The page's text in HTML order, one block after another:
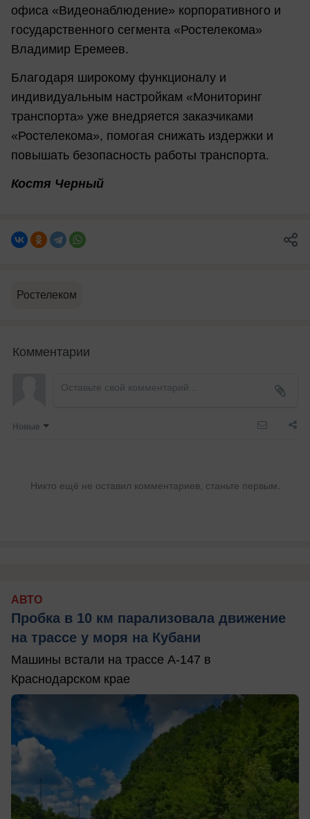
офиса «Видеонаблюдение» корпоративного и
государственного сегмента «Ростелекома»
Владимир Еремеев.
Благодаря широкому функционалу и
индивидуальным настройкам «Мониторинг
транспорта» уже внедряется заказчиками
«Ростелекома», помогая снижать издержки и
повышать безопасность работы транспорта.
Костя Черный
Ростелеком
Комментарии
Новые
Никто ещё не оставил комментариев, станьте первым.
АВТО
Пробка в 10 км парализовала движение
на трассе у моря на Кубани
Машины встали на трассе А-147 в
Краснодарском крае